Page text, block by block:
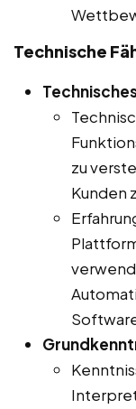
Technische
zu
Kunden